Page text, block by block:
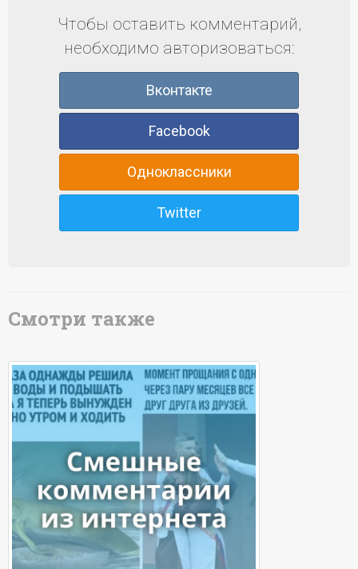
Чтобы оставить комментарий,
необходимо авторизоваться:
Вконтакте
Facebook
Одноклассники
Twitter
Смотри также